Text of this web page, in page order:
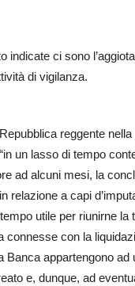
indicate ci sono
di vigilanza.
reggente
un lasso di tempo
ad alcuni mesi, la
relazione a capi
utile per riunirne la
connesse con la
Banca appartengono ad
e, dunque, ad